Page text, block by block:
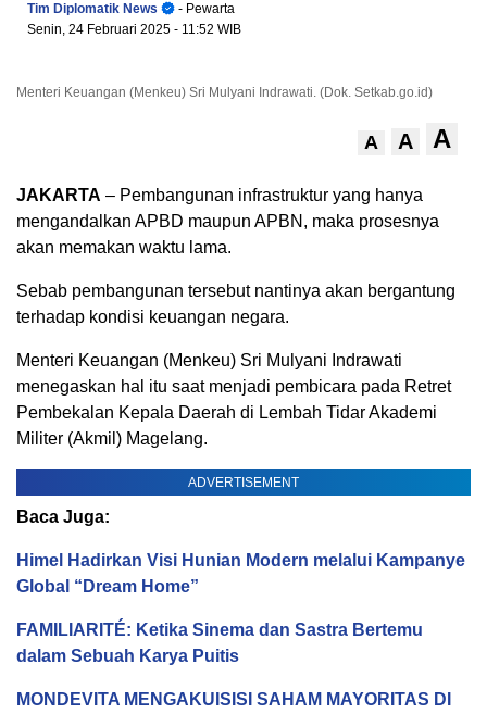
Tim Diplomatik News
- Pewarta
Senin, 24 Februari 2025 - 11:52 WIB
Menteri Keuangan (Menkeu) Sri Mulyani Indrawati. (Dok. Setkab.go.id)
A A A
JAKARTA – Pembangunan infrastruktur yang hanya
mengandalkan APBD maupun APBN, maka prosesnya
akan memakan waktu lama.
Sebab pembangunan tersebut nantinya akan bergantung
terhadap kondisi keuangan negara.
Menteri Keuangan (Menkeu) Sri Mulyani Indrawati
menegaskan hal itu saat menjadi pembicara pada Retret
Pembekalan Kepala Daerah di Lembah Tidar Akademi
Militer (Akmil) Magelang.
ADVERTISEMENT
Baca Juga:
Himel Hadirkan Visi Hunian Modern melalui Kampanye
Global “Dream Home”
FAMILIARITÉ: Ketika Sinema dan Sastra Bertemu
dalam Sebuah Karya Puitis
MONDEVITA MENGAKUISISI SAHAM MAYORITAS DI